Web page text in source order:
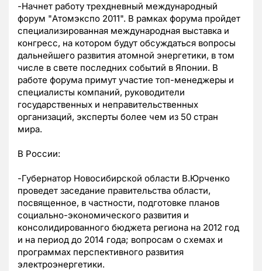
-Начнет работу трехдневный международный
форум "Атомэкспо 2011". В рамках форума пройдет
специализированная международная выставка и
конгресс, на котором будут обсуждаться вопросы
дальнейшего развития атомной энергетики, в том
числе в свете последних событий в Японии. В
работе форума примут участие топ-менеджеры и
специалисты компаний, руководители
государственных и неправительственных
организаций, эксперты более чем из 50 стран
мира.
В России:
-Губернатор Новосибирской области В.Юрченко
проведет заседание правительства области,
посвященное, в частности, подготовке планов
социально-экономического развития и
консолидированного бюджета региона на 2012 год
и на период до 2014 года; вопросам о схемах и
программах перспективного развития
электроэнергетики.